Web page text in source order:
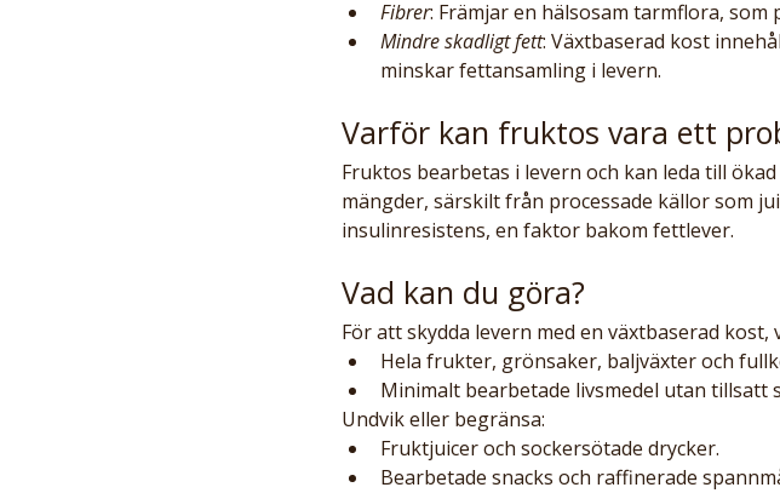
Fibrer: Främjar en hälsosam tarmflora,
Mindre skadligt fett: Växtbaserad kost
minskar fettansamling i levern.
Varför kan fruktos vara ett
Fruktos bearbetas i levern och kan leda till
mängder, särskilt från processade källor som
insulinresistens, en faktor bakom fettlever.
Vad kan du göra?
För att skydda levern med en växtbaserad kost,
Hela frukter, grönsaker, baljväxter och
Minimalt bearbetade livsmedel utan tillsatt
Undvik eller begränsa:
Fruktjuicer och sockersötade drycker.
Bearbetade snacks och raffinerade